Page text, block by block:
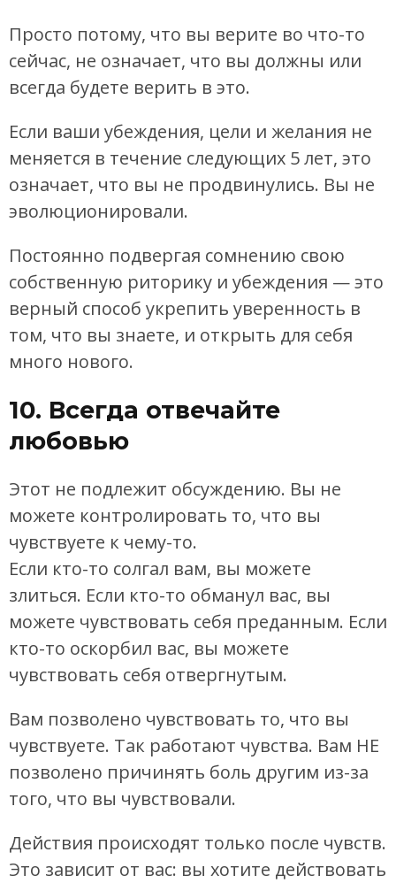
Просто потому, что вы верите во что-то
сейчас, не означает, что вы должны или
всегда будете верить в это.
Если ваши убеждения, цели и желания не
меняется в течение следующих 5 лет, это
означает, что вы не продвинулись. Вы не
эволюционировали.
Постоянно подвергая сомнению свою
собственную риторику и убеждения — это
верный способ укрепить уверенность в
том, что вы знаете, и открыть для себя
много нового.
10. Всегда отвечайте
любовью
Этот не подлежит обсуждению. Вы не
можете контролировать то, что вы
чувствуете к чему-то.
Если кто-то солгал вам, вы можете
злиться. Если кто-то обманул вас, вы
можете чувствовать себя преданным. Если
кто-то оскорбил вас, вы можете
чувствовать себя отвергнутым.
Вам позволено чувствовать то, что вы
чувствуете. Так работают чувства. Вам НЕ
позволено причинять боль другим из-за
того, что вы чувствовали.
Действия происходят только после чувств.
Это зависит от вас: вы хотите действовать